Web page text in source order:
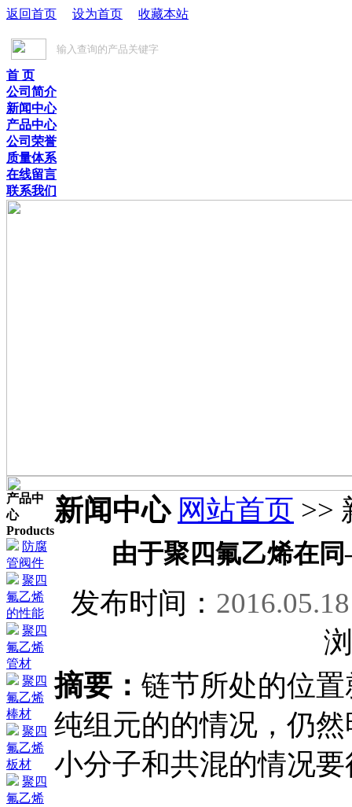
返回首页 设为首页 收藏本站
首 页
公司简介
新闻中心
产品中心
公司荣誉
质量体系
在线留言
联系我们
产品中
心
Products
防腐
管阀件
聚四
氟乙烯
的性能
聚四
氟乙烯
管材
聚四
氟乙烯
棒材
聚四
氟乙烯
板材
聚四
氟乙烯
新闻中心 网站首页 >>
由于聚四氟乙烯在
发布时间： 2016.05.18
摘要： 链节所处的位
纯组元的的情况，仍
小分子和共混的情况